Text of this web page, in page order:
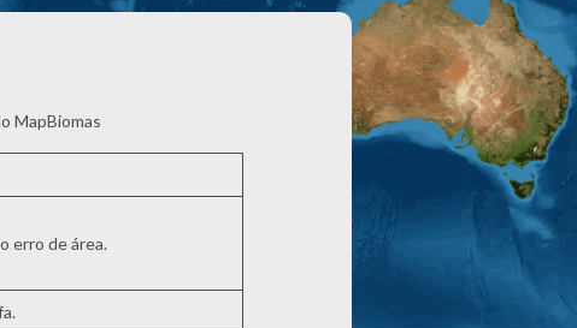
MapBiomas
erro de área.